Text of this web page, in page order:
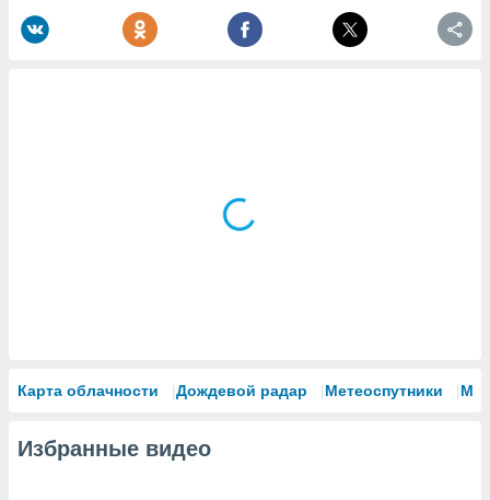
Карта облачности Дождевой радар Метеоспутники
Избранные видео